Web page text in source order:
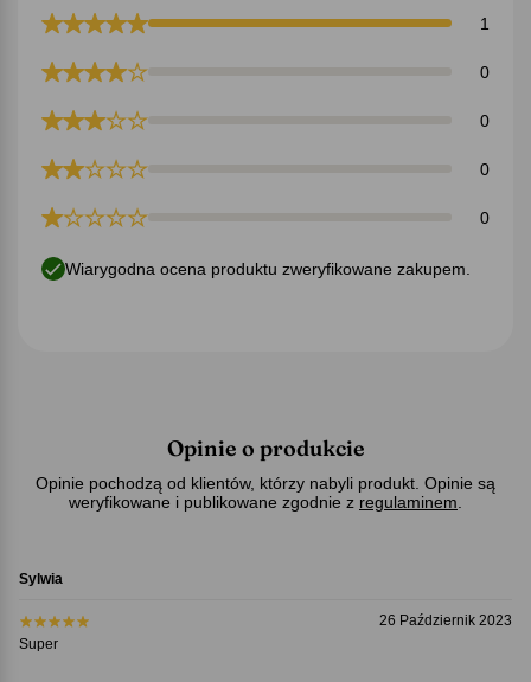
1
0
0
0
0
Wiarygodna ocena produktu zweryfikowane zakupem.
Opinie o produkcie
Opinie pochodzą od klientów, którzy nabyli produkt. Opinie są
weryfikowane i publikowane zgodnie z regulaminem
Sylwia
26 Październik 2023
Super